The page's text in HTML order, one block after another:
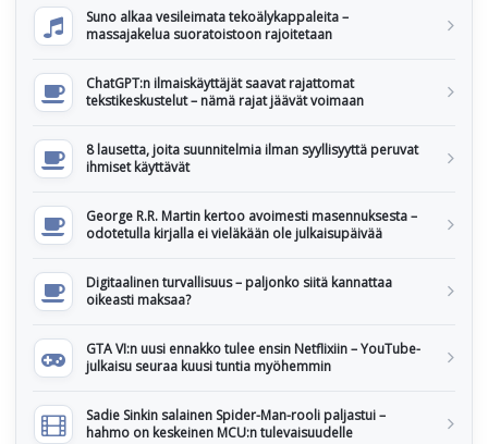
Suno alkaa vesileimata tekoälykappaleita –
massajakelua suoratoistoon rajoitetaan
ChatGPT:n ilmaiskäyttäjät saavat rajattomat
tekstikeskustelut – nämä rajat jäävät voimaan
8 lausetta, joita suunnitelmia ilman syyllisyyttä peruvat
ihmiset käyttävät
George R.R. Martin kertoo avoimesti masennuksesta –
odotetulla kirjalla ei vieläkään ole julkaisupäivää
Digitaalinen turvallisuus – paljonko siitä kannattaa
oikeasti maksaa?
GTA VI:n uusi ennakko tulee ensin Netflixiin – YouTube-
julkaisu seuraa kuusi tuntia myöhemmin
Sadie Sinkin salainen Spider-Man-rooli paljastui –
hahmo on keskeinen MCU:n tulevaisuudelle